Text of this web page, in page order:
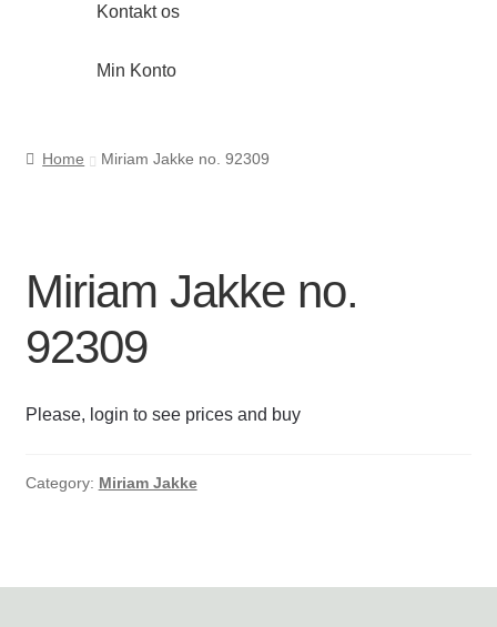
Kontakt os
Min Konto
Kontakt os
Kurv
Min Konto
Om byLi
Home Miriam Jakke no. 92309
Miriam Jakke no.
92309
Please, login to see prices and buy
Category: Miriam Jakke